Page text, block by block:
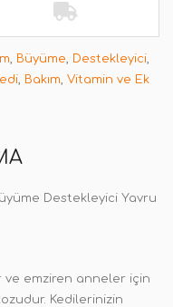
, Büyüme, Destekleyici,
, Bakım, Vitamin ve Ek
Destekleyici Yavru
ve emziren anneler için
Kedilerinizin